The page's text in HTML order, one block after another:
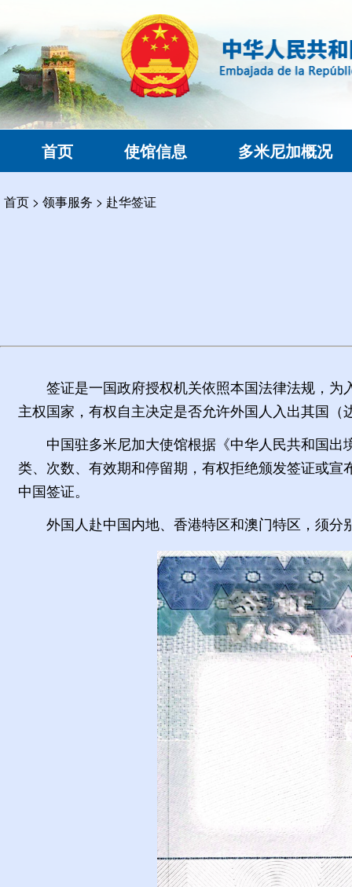
首页 使馆信息 多米尼加概况
首页 > 领事服务 > 赴华签证
签证是一国政府授权机关依照本国法律法规，
主权国家，有权自主决定是否允许外国人入出其国
中国驻多米尼加大使馆根据《中华人民共和国
类、次数、有效期和停留期，有权拒绝颁发签证或
中国签证。
外国人赴中国内地、香港特区和澳门特区，须分